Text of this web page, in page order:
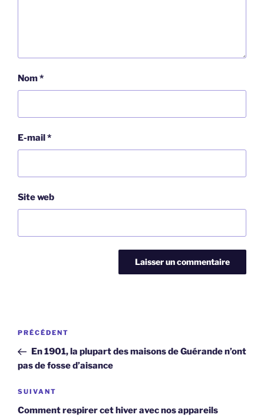
Nom*
E-mail *
Site web
Navigation
l’article
Article
précédent
PRÉCÉDENT
En 1901, la plupart des maisons de Guérande n’ont
pas de fosse d’aisance
Article
suivant
SUIVANT
Comment respirer cet hiver avec nos appareils